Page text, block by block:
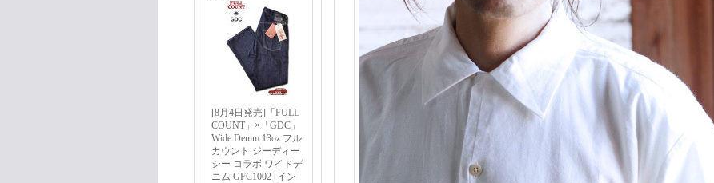
[8月4日発売]「FULL
COUNT」×「GDC」
Wide Denim 13oz フル
カウント ジーディー
シー コラボ ワイドデ
ニム GFC1002 [イン